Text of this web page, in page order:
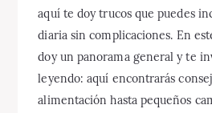
aquí te doy trucos que puedes
diaria sin complicaciones. En
doy un panorama general y te
leyendo: aquí encontrarás
alimentación hasta pequeños